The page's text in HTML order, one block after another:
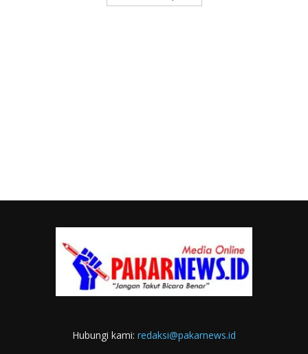
Hubungi kami: redaksi@pakarnews.id